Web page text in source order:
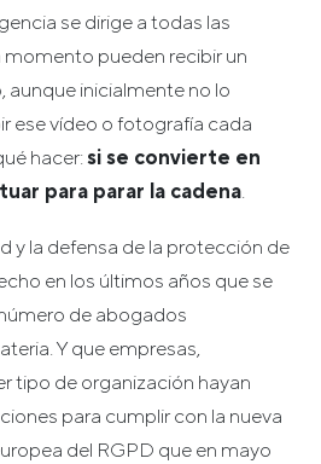
se dirige a todas las
momento pueden recibir un
inicialmente no lo
ese vídeo o fotografía cada
hacer:si se convierte en
para parar la cadena.
y la defensa de la protección de
en los últimos años que se
de abogados
Y que empresas,
tipo de organización hayan
para cumplir con la nueva
del RGPD que en mayo